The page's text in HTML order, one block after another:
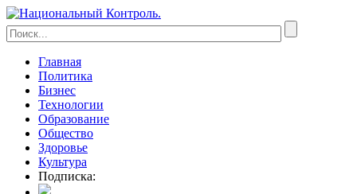
Главная
Политика
Бизнес
Технологии
Образование
Общество
Здоровье
Культура
Подписка: